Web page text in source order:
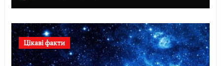
Цікаві факти